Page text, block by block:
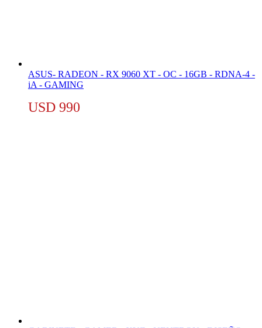
ASUS- RADEON - RX 9060 XT - OC - 16GB - RDNA-4 -
iA - GAMING
USD 990